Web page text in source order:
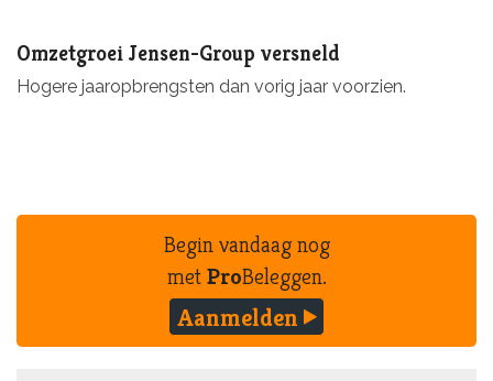
Omzetgroei Jensen-Group versneld
Hogere jaaropbrengsten dan vorig jaar voorzien.
Begin vandaag nog
metProBeleggen.
Aanmelden